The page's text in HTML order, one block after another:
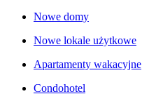
Nowe domy
Nowe lokale użytkowe
Apartamenty wakacyjne
Condohotel